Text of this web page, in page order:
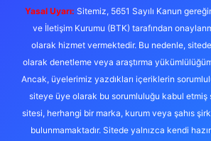
Yasal Uyarı: Sitemiz, 5651 Sayılı Kanun
ve İletişim Kurumu (BTK) tarafından
olarak hizmet vermektedir. Bu nedenle,
olarak denetleme veya araştırma
Ancak, üyelerimiz yazdıkları içeriklerin
siteye üye olarak bu sorumluluğu kabul etmiş
sitesi, herhangi bir marka, kurum veya şahıs
bulunmamaktadır. Sitede yalnızca kendi